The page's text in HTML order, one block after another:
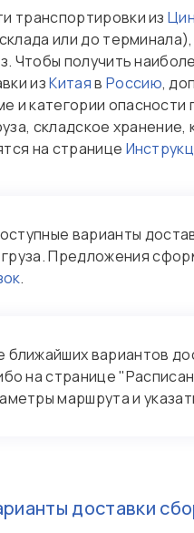
транспортировки из
или до
Чтобы получить
изКитаяв Россию,
и категории опасности
складское
на странице
варианты
Предложения
.
ближайших вариантов
на странице
маршрута и
доставки